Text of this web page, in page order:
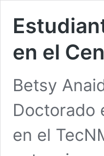
en el
Betsy
Doctorado
en el